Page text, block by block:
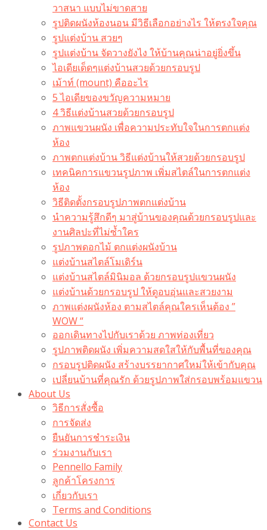
วาสนา แบบไม่ขาดสาย
รูปติดผนังห้องนอน มีวิธีเลือกอย่างไร ให้ตรงใจคุณ
รูปแต่งบ้าน สวยๆ
รูปแต่งบ้าน จัดวางยังไง ให้บ้านคุณน่าอยู่ยิ่งขึ้น
ไอเดียเด็ดๆแต่งบ้านสวยด้วยกรอบรูป
เม้าท์ (mount) คืออะไร​
5 ไอเดียของขวัญความหมาย
4 วิธีแต่งบ้านสวยด้วยกรอบรูป
ภาพแขวนผนัง เพื่อความประทับใจในการตกแต่ง
ห้อง
ภาพตกแต่งบ้าน วิธีแต่งบ้านให้สวยด้วยกรอบรูป
เทคนิคการแขวนรูปภาพ เพิ่มสไตล์ในการตกแต่ง
ห้อง
วิธีติดตั้งกรอบรูปภาพตกแต่งบ้าน
นำความรู้สึกดีๆ มาสู่บ้านของคุณด้วยกรอบรูปและ
งานศิลปะที่ไม่ซ้ำใคร
รูปภาพดอกไม้ ตกแต่งผนังบ้าน
แต่งบ้านสไตล์โมเดิร์น
แต่งบ้านสไตล์มินิมอล ด้วยกรอบรูปแขวนผนัง
แต่งบ้านด้วยกรอบรูป ให้ดูอบอุ่นและสวยงาม
ภาพแต่งผนังห้อง ตามสไตล์คุณใครเห็นต้อง ”
WOW “
ออกเดินทางไปกับเราด้วย ภาพท่องเที่ยว
รูปภาพติดผนัง เพิ่มความสดใสให้กับพื้นที่ของคุณ
กรอบรูปติดผนัง สร้างบรรยากาศใหม่ให้เข้ากับคุณ
เปลี่ยนบ้านที่คุณรัก ด้วยรูปภาพใส่กรอบพร้อมแขวน​
About Us
วิธีการสั่งซื้อ
การจัดส่ง
ยืนยันการชำระเงิน
ร่วมงานกับเรา
Pennello Family
ลูกค้าโครงการ
เกี่ยวกับเรา
Terms and Conditions
Contact Us